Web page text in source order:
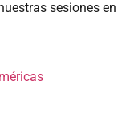
sesiones en